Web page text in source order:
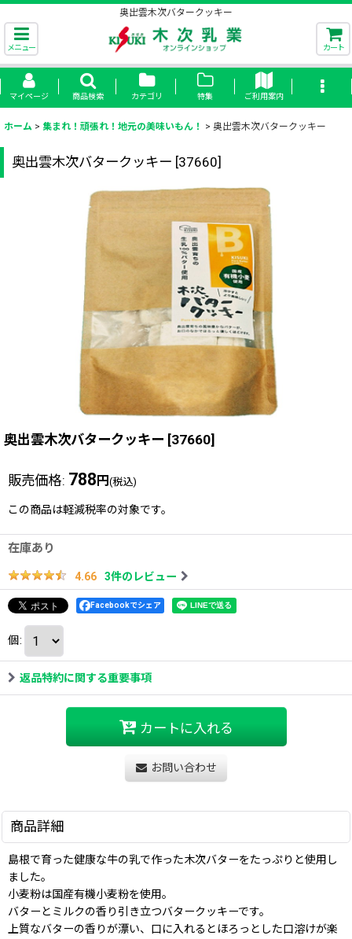
奥出雲木次バタークッキー
メニュー カート
マイページ 商品検索 カテゴリ 特集 ご利用案内
ホーム > 集まれ！頑張れ！地元の美味いもん！ > 奥出雲木次バタークッキー
奥出雲木次バタークッキー [37660]
奥出雲木次バタークッキー [37660]
販売価格: 788 円 (税込)
この商品は軽減税率の対象です。
在庫あり
4.66 3件のレビュー
Facebookでシェア
個:
返品特約に関する重要事項
カートに入れる
お問い合わせ
商品詳細
島根で育った健康な牛の乳で作った木次バターをたっぷりと使用し
ました。
小麦粉は国産有機小麦粉を使用。
バターとミルクの香り引き立つバタークッキーです。
上質なバターの香りが漂い、口に入れるとほろっとした口溶けが楽